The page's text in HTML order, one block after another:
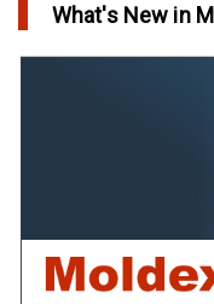
欧州最大手の自動車部品
適化プロジェクト－
YUDO、ホットランナ
最適化にMoldex3Dの統
What's New in